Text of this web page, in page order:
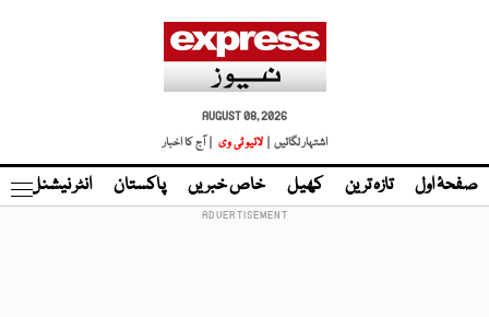
AUGUST 08, 2026
اشتہار لگائیں |
لائیو ٹی وی | آج کا اخبار
صفحۂ اول تازہ ترین کھیل خاص خبریں پاکستان انٹر نیشنل